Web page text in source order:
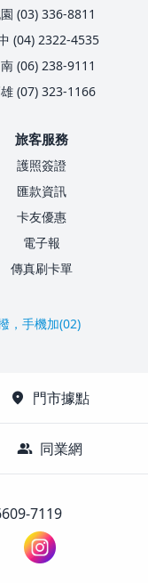
(03) 336-8811
(04) 2322-4535
(06) 238-9111
(07) 323-1166
旅客服務
護照簽證
匯款資訊
卡友優惠
電子報
傳真刷卡單
，手機加(02)
location_on 門市據點
group 同業網
7119